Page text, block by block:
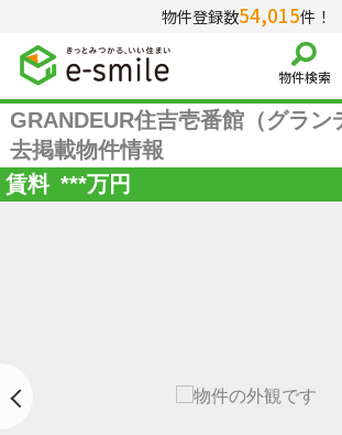
物件登録数54,015件！
物件検索
GRANDEUR住吉壱番館（グラン
去掲載物件情報
賃料 ***万円